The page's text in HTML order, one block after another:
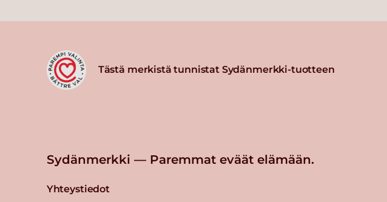
Tästä merkistä tunnistat Sydänmerkki-tuotteen
Sydänmerkki — Paremmat eväät elämään.
Yhteystiedot